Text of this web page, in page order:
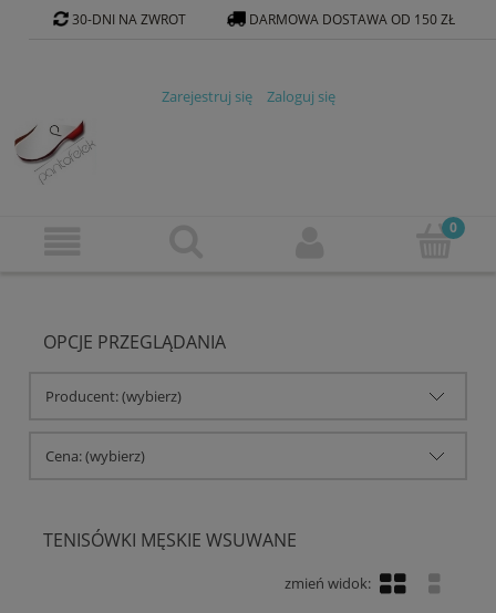
Zarejestruj się Zaloguj się
30-DNI NA ZWROT DARMOWA DOSTAWA OD 150 ZŁ
OPCJE PRZEGLĄDANIA
Producent: (wybierz)
Cena: (wybierz)
TENISÓWKI MĘSKIE WSUWANE